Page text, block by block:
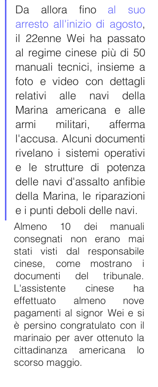
Da allora fino al suo
arresto all'inizio di agosto,
il 22enne Wei ha passato
al regime cinese più di 50
manuali tecnici, insieme a
foto e video con dettagli
relativi alle navi della
Marina americana e alle
armi militari, afferma
l'accusa. Alcuni documenti
rivelano i sistemi operativi
e le strutture di potenza
delle navi d'assalto anfibie
della Marina, le riparazioni
e i punti deboli delle navi.
Almeno 10 dei manuali
consegnati non erano mai
stati visti dal responsabile
cinese, come mostrano i
documenti del tribunale.
L'assistente cinese ha
effettuato almeno nove
pagamenti al signor Wei e si
è persino congratulato con il
marinaio per aver ottenuto la
cittadinanza americana lo
scorso maggio.